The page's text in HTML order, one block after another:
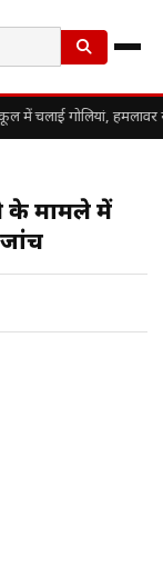
चलाई गोलियां, हमलावर
के मामले में